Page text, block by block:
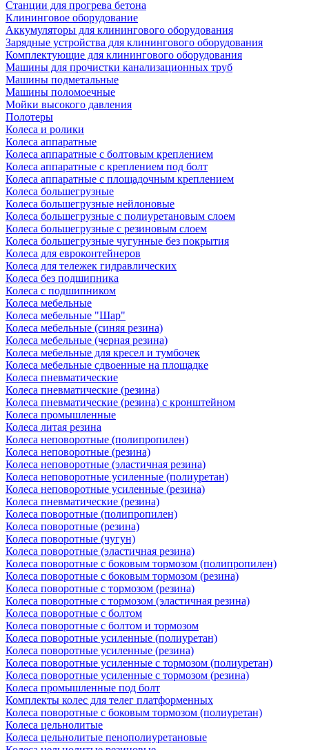
Станции для прогрева бетона
Клининговое оборудование
Аккумуляторы для клинингового оборудования
Зарядные устройства для клинингового оборудования
Комплектующие для клинингового оборудования
Машины для прочистки канализационных труб
Машины подметальные
Машины поломоечные
Мойки высокого давления
Полотеры
Колеса и ролики
Колеса аппаратные
Колеса аппаратные с болтовым креплением
Колеса аппаратные с креплением под болт
Колеса аппаратные с площадочным креплением
Колеса большегрузные
Колеса большегрузные нейлоновые
Колеса большегрузные с полиуретановым слоем
Колеса большегрузные с резиновым слоем
Колеса большегрузные чугунные без покрытия
Колеса для евроконтейнеров
Колеса для тележек гидравлических
Колеса без подшипника
Колеса с подшипником
Колеса мебельные
Колеса мебельные "Шар"
Колеса мебельные (синяя резина)
Колеса мебельные (черная резина)
Колеса мебельные для кресел и тумбочек
Колеса мебельные сдвоенные на площадке
Колеса пневматические
Колеса пневматические (резина)
Колеса пневматические (резина) с кронштейном
Колеса промышленные
Колеса литая резина
Колеса неповоротные (полипропилен)
Колеса неповоротные (резина)
Колеса неповоротные (эластичная резина)
Колеса неповоротные усиленные (полиуретан)
Колеса неповоротные усиленные (резина)
Колеса пневматические (резина)
Колеса поворотные (полипропилен)
Колеса поворотные (резина)
Колеса поворотные (чугун)
Колеса поворотные (эластичная резина)
Колеса поворотные c боковым тормозом (полипропилен)
Колеса поворотные c боковым тормозом (резина)
Колеса поворотные c тормозом (резина)
Колеса поворотные c тормозом (эластичная резина)
Колеса поворотные с болтом
Колеса поворотные с болтом и тормозом
Колеса поворотные усиленные (полиуретан)
Колеса поворотные усиленные (резина)
Колеса поворотные усиленные с тормозом (полиуретан)
Колеса поворотные усиленные с тормозом (резина)
Колеса промышленные под болт
Комплекты колес для телег платформенных
Колеса поворотные c боковым тормозом (полиуретан)
Колеса цельнолитые
Колеса цельнолитые пенополиуретановые